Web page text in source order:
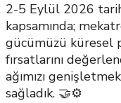
2-5 Eylül 2026
kapsamında;
gücümüzü küresel
fırsatlarını
ağımızı
sağladık. 🤝⚙️